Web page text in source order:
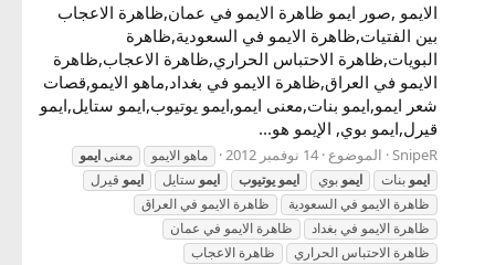
الايمو ,صور ايمو ظاهرة الايمو في عمان,ظاهرة الاعجاب
بين الفتيات,ظاهرة الايمو في السعودية,ظاهرة
البويات,ظاهرة الاحتباس الحراري,ظاهرة الاعجاب,ظاهرة
الايمو في العراق,ظاهرة الايمو في بغداد,ماهو الايمو,قصات
شعر ايمو,ايمو بنات,معنى ايمو,ايمو يوتيوب,ايمو ستايل,ايمو
قيرل,ايمو بوي, الإيمو هو...
SnipeR الموضوع 14 نوفمبر 2012 ماهو الايمو معنىايمو
ايمو بنات ايمو بوي ايمو يوتيوب ايمو ستايل ايمو قيرل
ظاهرة الايمو في السعودية
ظاهرة الايمو في العراق
ظاهرة الايمو في بغداد
ظاهرة الايمو في عمان
ظاهرة الاحتباس الحراري
ظاهرة الاعجاب